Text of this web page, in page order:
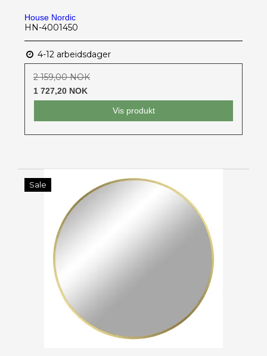
House Nordic
HN-4001450
4-12 arbeidsdager
2 159,00 NOK
1 727,20 NOK
Vis produkt
Sale